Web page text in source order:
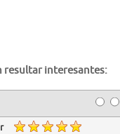
resultar interesantes: